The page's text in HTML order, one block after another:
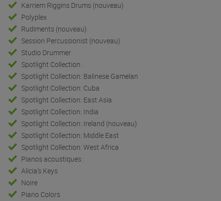
Karriem Riggins Drums (nouveau)
Polyplex
Rudiments (nouveau)
Session Percussionist (nouveau)
Studio Drummer
Spotlight Collection :
Spotlight Collection: Balinese Gamelan
Spotlight Collection: Cuba
Spotlight Collection: East Asia
Spotlight Collection: India
Spotlight Collection: Ireland (nouveau)
Spotlight Collection: Middle East
Spotlight Collection: West Africa
Pianos acoustiques :
Alicia's Keys
Noire
Piano Colors